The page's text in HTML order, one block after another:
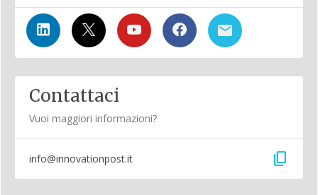
Contattaci
Vuoi maggiori informazioni?
info@innovationpost.it content_copy